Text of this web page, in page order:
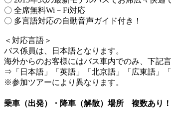
〇 全席無料Wi－Fi対応
〇 多言語対応の自動音声ガイド付き！
＜対応言語＞
バス係員は、日本語となります。
海外からのお客様にはバス車内でのみ、下記
⇒「日本語」「英語」「北京語」「広東語」
※参加ツアーにより異なります。
乗車（出発）・降車（解散）場所 複数あり！